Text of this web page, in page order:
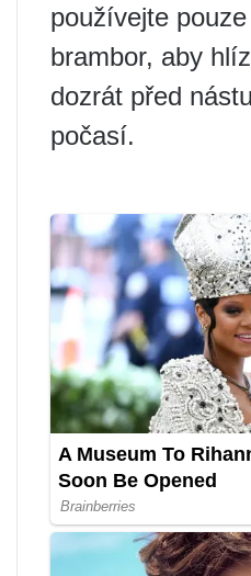
používejte
brambor, aby
dozrát před
počasí.